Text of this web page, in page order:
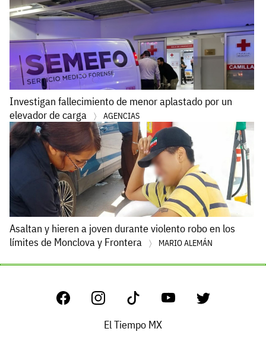
Investigan fallecimiento de menor aplastado por un
elevador de carga
AGENCIAS
Asaltan y hieren a joven durante violento robo en los
límites de Monclova y Frontera
MARIO ALEMÁN
El Tiempo MX